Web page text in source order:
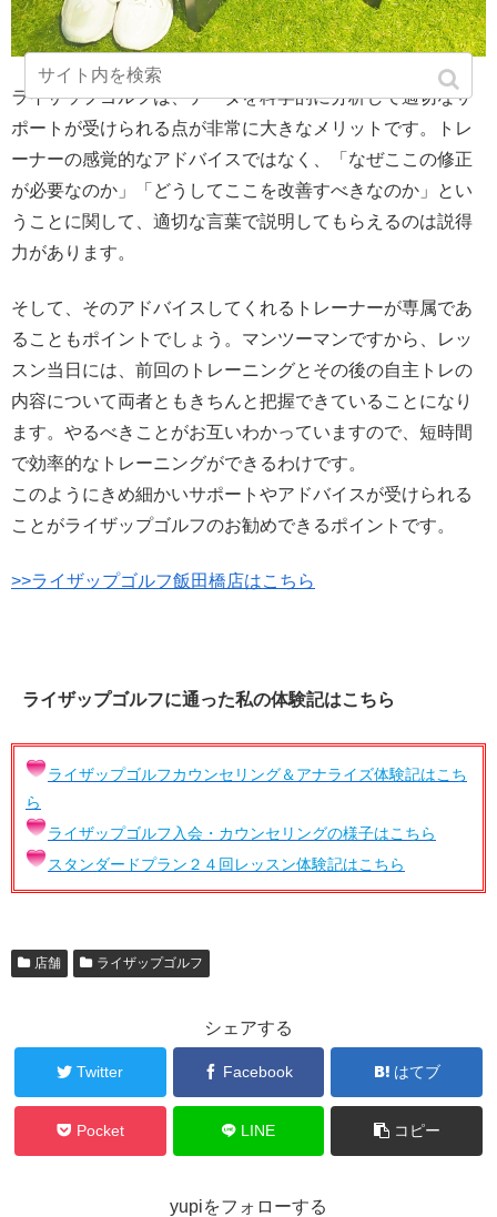
ライザップゴルフは、データを科学的に分析して適切なサ
ポートが受けられる点が非常に大きなメリットです。トレ
ーナーの感覚的なアドバイスではなく、「なぜここの修正
が必要なのか」「どうしてここを改善すべきなのか」とい
うことに関して、適切な言葉で説明してもらえるのは説得
力があります。
そして、そのアドバイスしてくれるトレーナーが専属であ
ることもポイントでしょう。マンツーマンですから、レッ
スン当日には、前回のトレーニングとその後の自主トレの
内容について両者ともきちんと把握できていることになり
ます。やるべきことがお互いわかっていますので、短時間
で効率的なトレーニングができるわけです。
このようにきめ細かいサポートやアドバイスが受けられる
ことがライザップゴルフのお勧めできるポイントです。
>>ライザップゴルフ飯田橋店はこちら
ライザップゴルフに通った私の体験記はこちら
ライザップゴルフカウンセリング＆アナライズ体験記はこち
ら
ライザップゴルフ入会・カウンセリングの様子はこちら
スタンダードプラン２４回レッスン体験記はこちら
店舗 ライザップゴルフ
シェアする
Twitter Facebook はてブ
Pocket LINE コピー
yupiをフォローする